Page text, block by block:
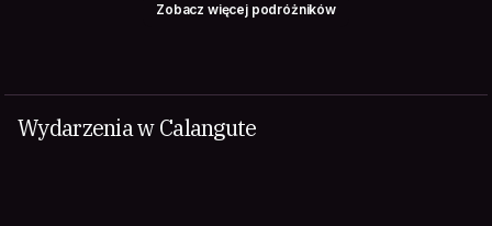
Zobacz więcej podróżników
Wydarzenia w Calangute